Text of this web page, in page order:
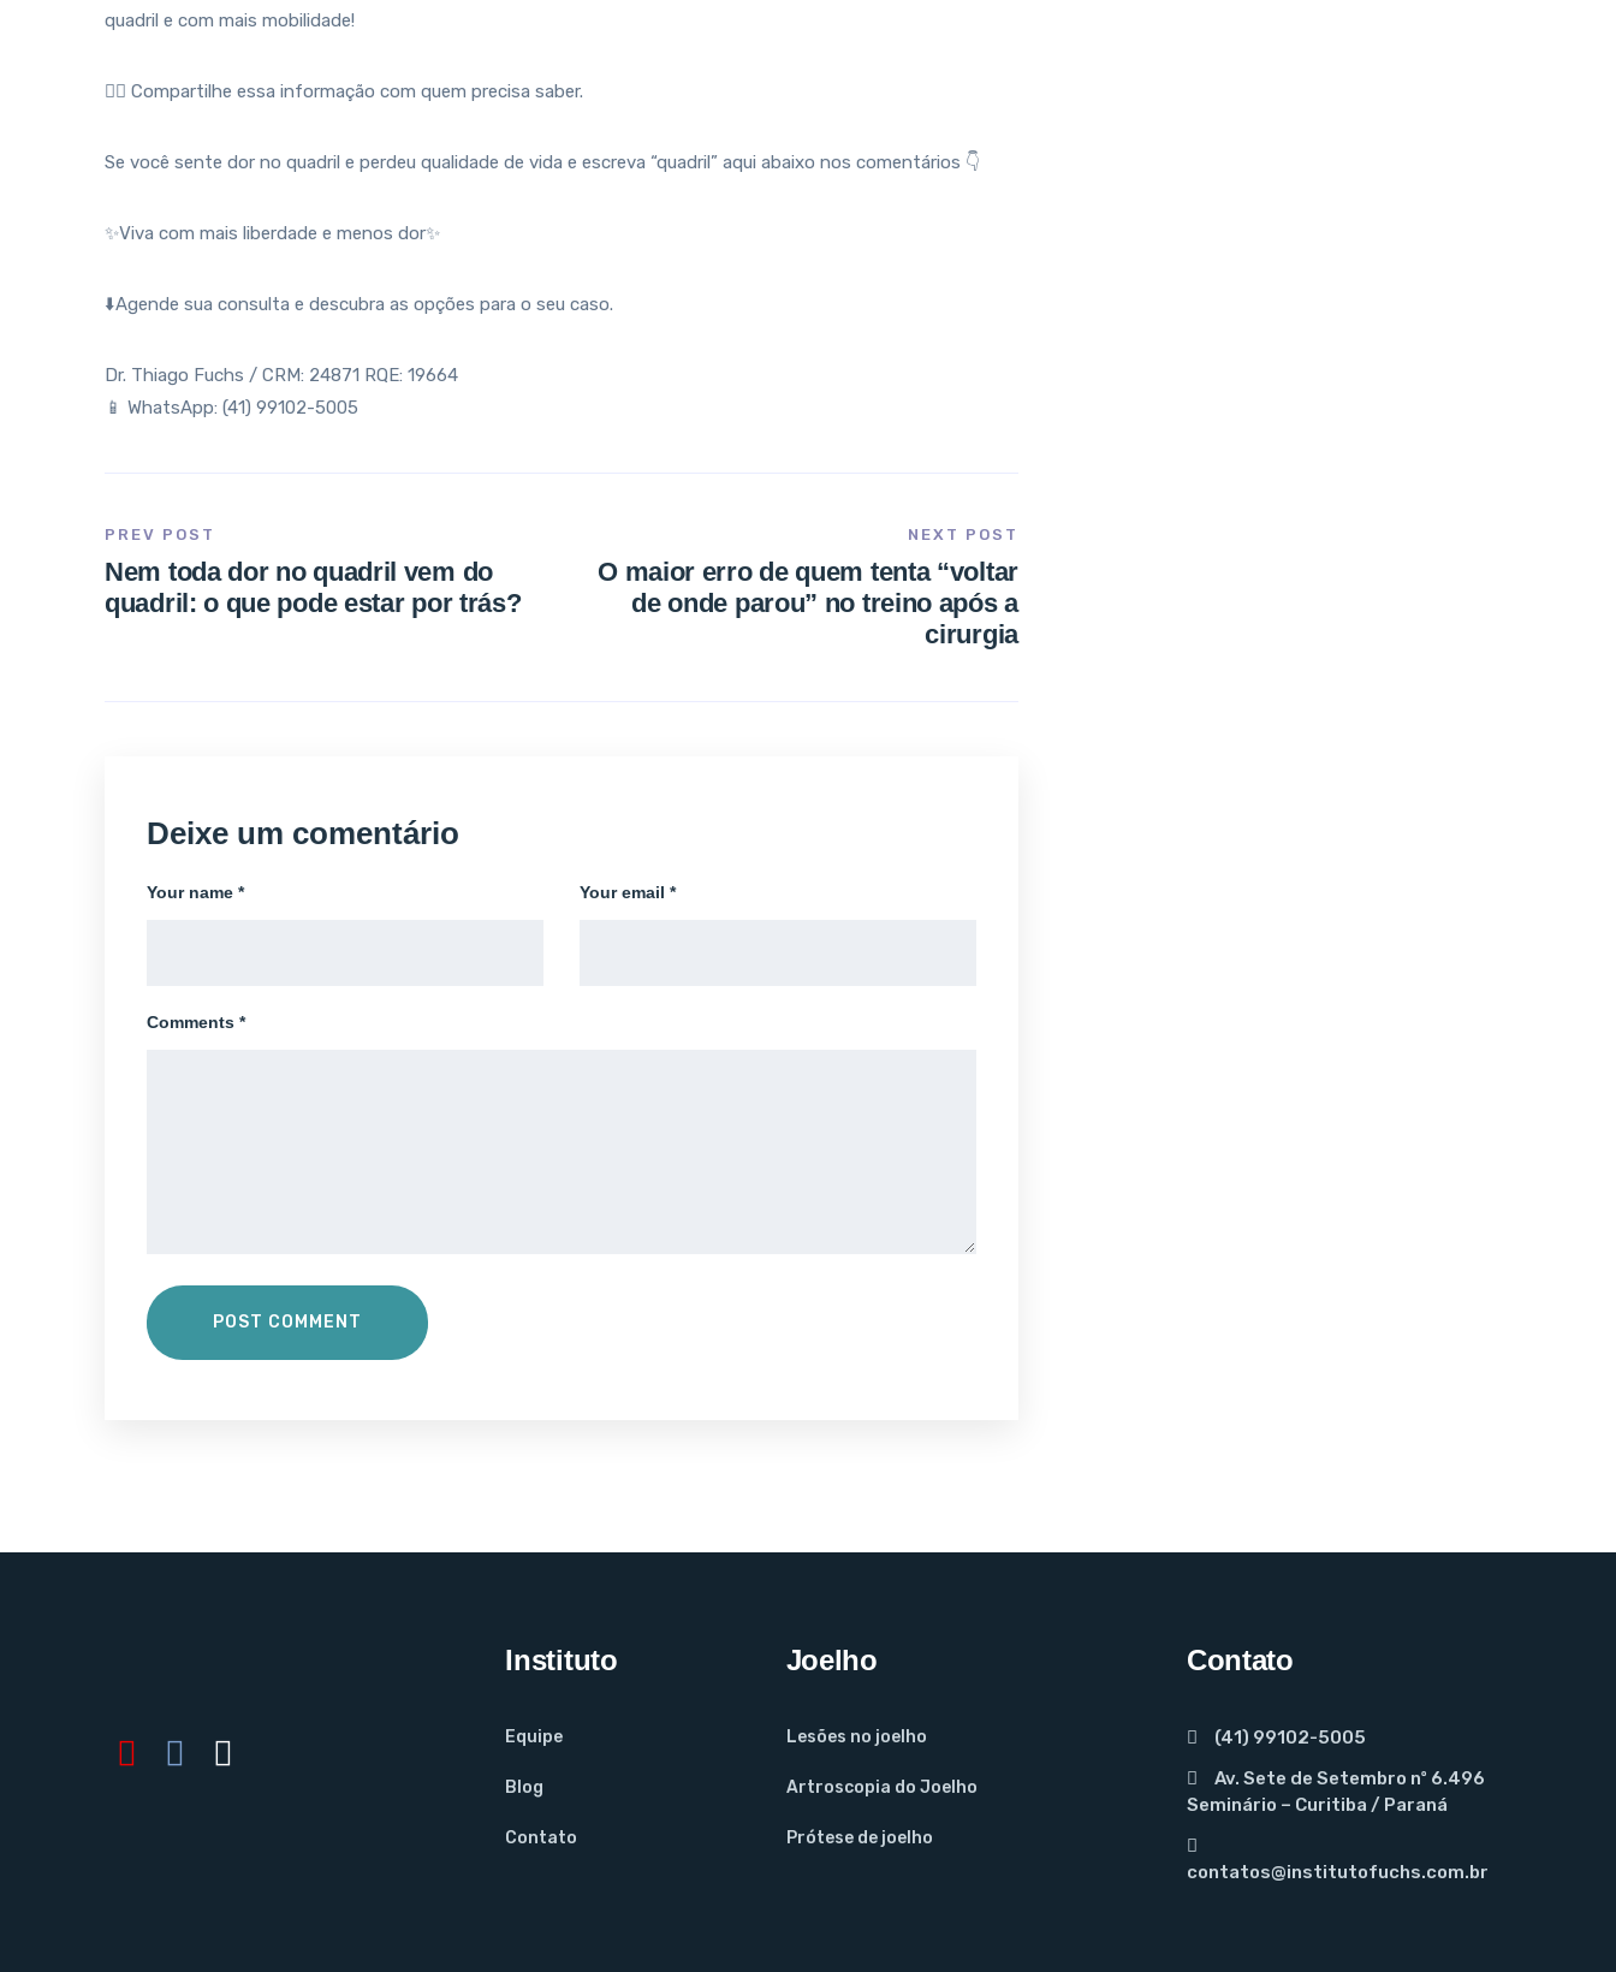
quadril e com mais mobilidade!
👉🏻 Compartilhe essa informação com quem precisa saber.
Se você sente dor no quadril e perdeu qualidade de vida e escreva “quadril” aqui abaixo nos comentários 👇
✨Viva com mais liberdade e menos dor✨
⬇️Agende sua consulta e descubra as opções para o seu caso.
Dr. Thiago Fuchs / CRM: 24871 RQE: 19664
📱 WhatsApp: (41) 99102-5005
PREV POST
Nem toda dor no quadril vem do
quadril: o que pode estar por trás?
NEXT POST
O maior erro de quem tenta “voltar
de onde parou” no treino após a
cirurgia
Deixe um comentário
Your name * Your email *
Comments *
POST COMMENT
Instituto
Equipe
Blog
Contato
Joelho
Lesões no joelho
Artroscopia do Joelho
Prótese de joelho
Contato
(41) 99102-5005
Av. Sete de Setembro nº 6.496
Seminário – Curitiba / Paraná
contatos@institutofuchs.com.br